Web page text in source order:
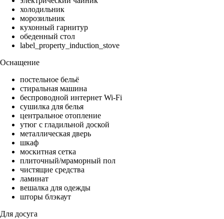
холодильник
морозильник
кухонный гарнитур
обеденный стол
label_property_induction_stove
Оснащение
постельное бельё
стиральная машина
беспроводной интернет Wi-Fi
сушилка для белья
центральное отопление
утюг с гладильной доской
металлическая дверь
шкаф
москитная сетка
плиточный/мраморный пол
чистящие средства
ламинат
вешалка для одежды
шторы блэкаут
Для досуга